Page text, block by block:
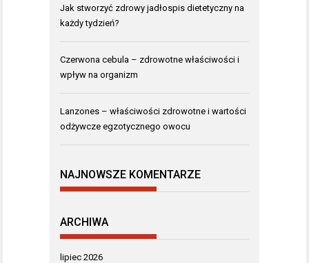
Jak stworzyć zdrowy jadłospis dietetyczny na
każdy tydzień?
Czerwona cebula – zdrowotne właściwości i
wpływ na organizm
Lanzones – właściwości zdrowotne i wartości
odżywcze egzotycznego owocu
NAJNOWSZE KOMENTARZE
ARCHIWA
lipiec 2026